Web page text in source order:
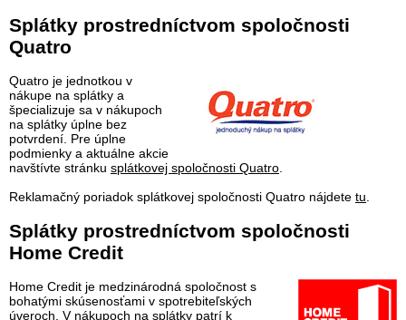
Splátky prostredníctvom spoločnosti
Quatro
Quatro je jednotkou v
nákupe na splátky a
špecializuje sa v nákupoch
na splátky úplne bez
potvrdení. Pre úplne
podmienky a aktuálne akcie
navštívte stránku splátkovej spoločnosti Quatro.
Reklamačný poriadok splátkovej spoločnosti Quatro nájdete tu.
Splátky prostredníctvom spoločnosti
Home Credit
Home Credit je medzinárodná spoločnost s
bohatými skúsenosťami v spotrebiteľských
úveroch. V nákupoch na splátky patrí k